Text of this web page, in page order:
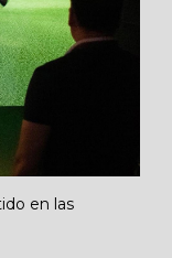
en las